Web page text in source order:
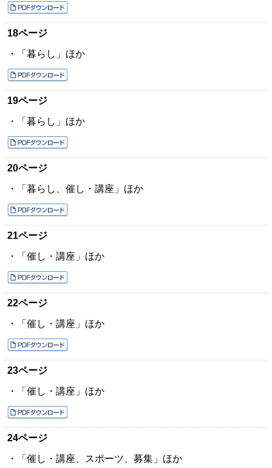
18ページ
・「暮らし」ほか
19ページ
・「暮らし」ほか
20ページ
・「暮らし、催し・講座」ほか
21ページ
・「催し・講座」ほか
22ページ
・「催し・講座」ほか
23ページ
・「催し・講座」ほか
24ページ
・「催し・講座、スポーツ、募集」ほか